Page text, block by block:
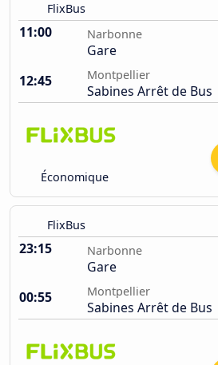
FlixBus
11:00 Narbonne
Gare
12:45
Montpellier
Sabines Arrêt de Bus
Économique
FlixBus
23:15 Narbonne
Gare
00:55
Montpellier
Sabines Arrêt de Bus